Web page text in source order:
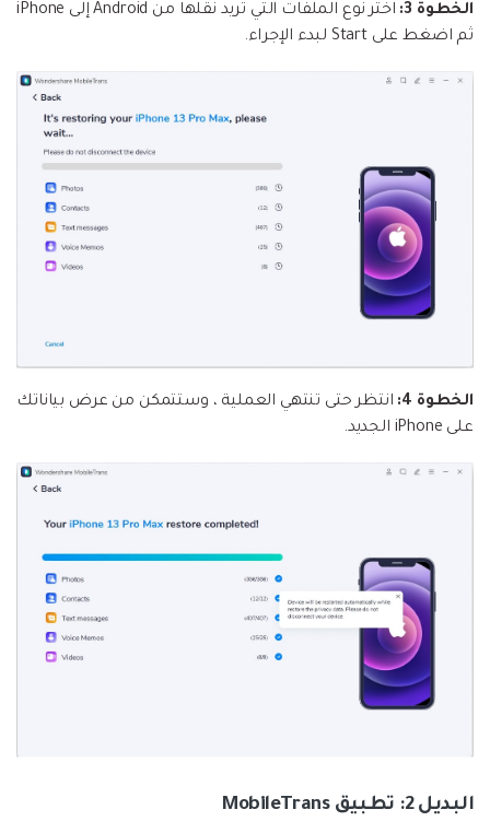
الخطوة 3:
اختر نوع الملفات التي تريد نقلها من Android إلى iPhone
ثم اضغط على Start لبدء الإجراء.
الخطوة 4:
انتظر حتى تنتهي العملية ، وستتمكن من عرض بياناتك
على iPhone الجديد.
البديل 2: تطبيق MobileTrans